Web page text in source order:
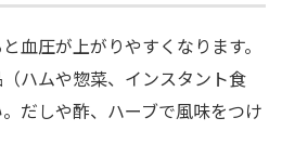
血圧が上がりやすくなります。
ハムや惣菜、インスタント食
だしや酢、ハーブで風味をつけ